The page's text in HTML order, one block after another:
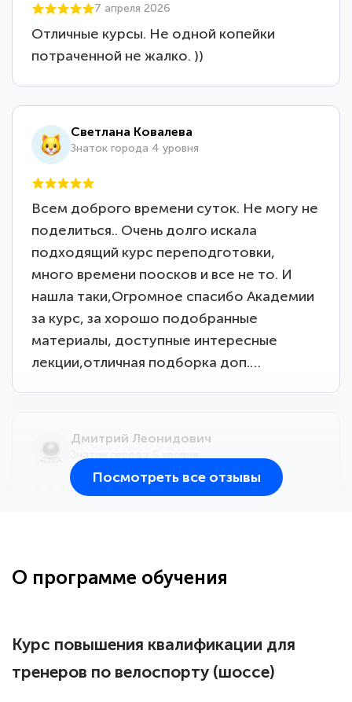
7 апреля 2026
Отличные курсы. Не одной копейки
потраченной не жалко. ))
Светлана Ковалева
Знаток города 4 уровня
Всем доброго времени суток. Не могу не
поделиться.. Очень долго искала
подходящий курс переподготовки,
много времени поосков и все не то. И
нашла таки,Огромное спасибо Академии
за курс, за хорошо подобранные
материалы, доступные интересные
лекции,отличная подборка доп.…
Дмитрий Леонидович
большое количество методических
Посмотреть все отзывы
О программе обучения
Курс повышения квалификации для
тренеров по велоспорту (шоссе)